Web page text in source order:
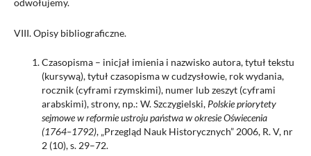
odwołujemy.
VIII. Opisy bibliograficzne.
Czasopisma – inicjał imienia i nazwisko autora, tytuł tekstu
(kursywą), tytuł czasopisma w cudzysłowie, rok wydania,
rocznik (cyframi rzymskimi), numer lub zeszyt (cyframi
arabskimi), strony, np.: W. Szczygielski, Polskie priorytety
sejmowe w reformie ustroju państwa w okresie Oświecenia
(1764–1792), „Przegląd Nauk Historycznych” 2006, R. V, nr
2 (10), s. 29–72.